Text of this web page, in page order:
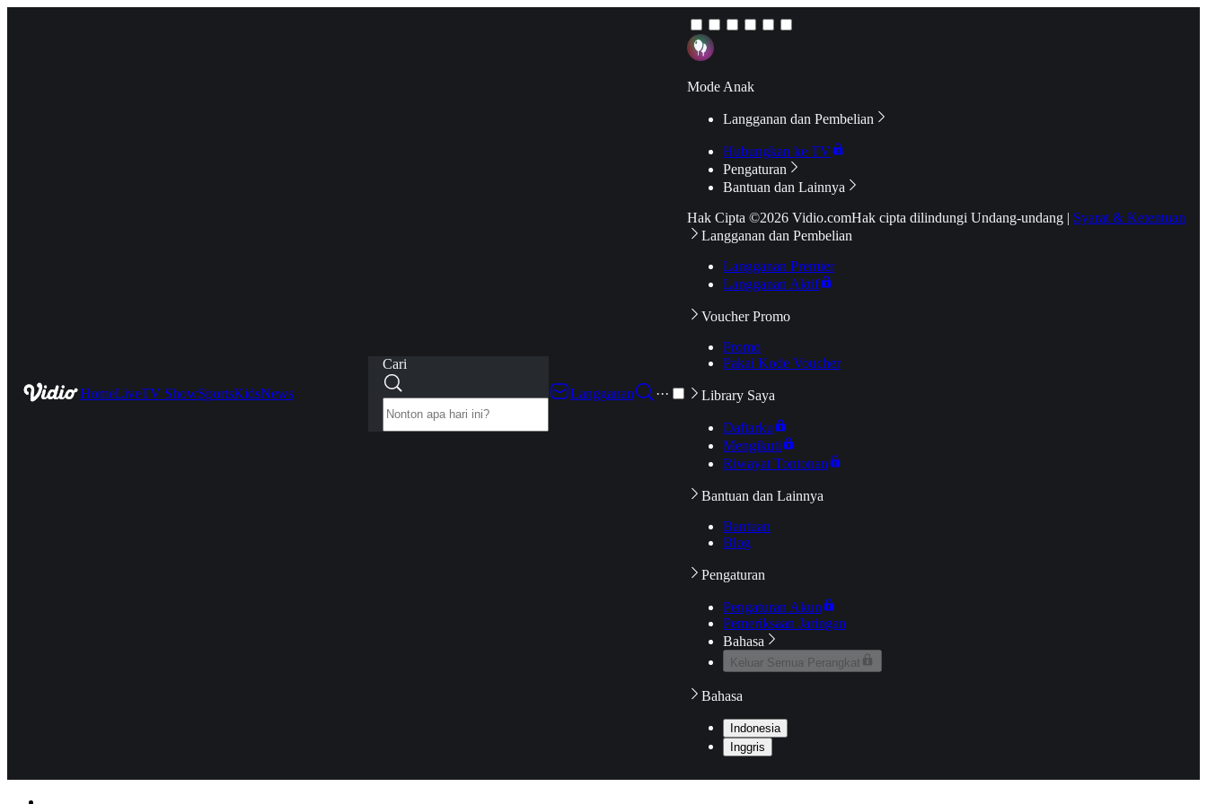
HomeLiveTV ShowSportsKidsNews
Cari
Langganan
···
Mode Anak
Langganan dan Pembelian
Hubungkan ke TV
Pengaturan
Bantuan dan Lainnya
Hak Cipta ©2026 Vidio.comHak cipta dilindungi Undang-undang | Syarat & Ketentuan
Langganan dan Pembelian
Langganan Premier
Langganan Aktif
Voucher Promo
Promo
Pakai Kode Voucher
Library Saya
Daftarku
Mengikuti
Riwayat Tontonan
Bantuan dan Lainnya
Bantuan
Blog
Pengaturan
Pengaturan Akun
Pemeriksaan Jaringan
Bahasa
Keluar Semua Perangkat
Bahasa
Indonesia
Inggris